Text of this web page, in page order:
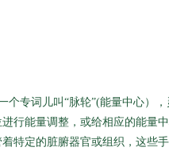
个专词儿叫“脉轮”(能量中心）
行能量调整，或给相应的能量
特定的脏腑器官或组织，这些